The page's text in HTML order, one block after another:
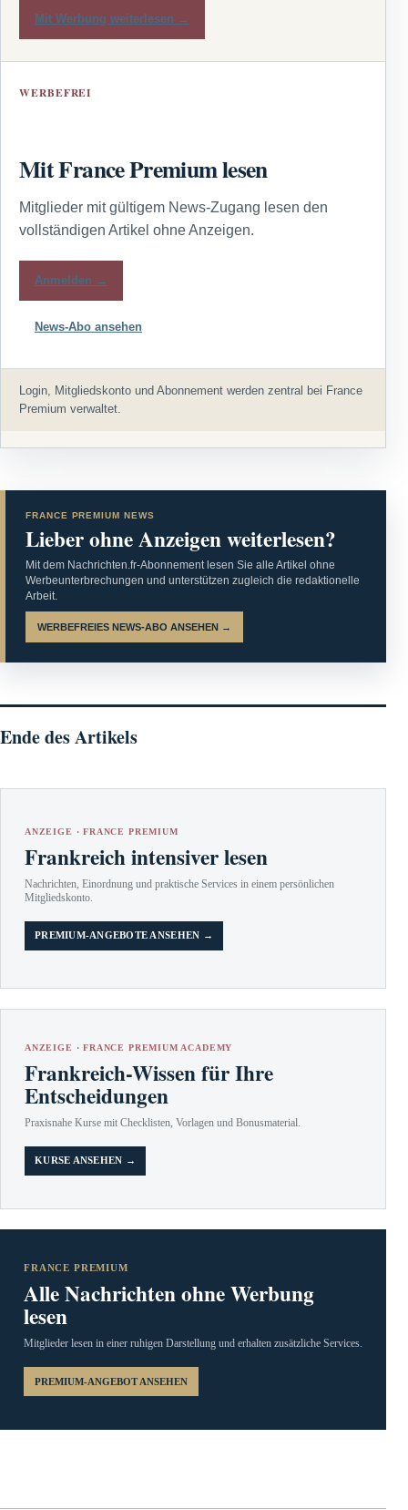
Mit Werbung weiterlesen →
WERBEFREI
Mit France Premium lesen
Mitglieder mit gültigem News-Zugang lesen den
vollständigen Artikel ohne Anzeigen.
Anmelden →
News-Abo ansehen
Login, Mitgliedskonto und Abonnement werden zentral bei France
Premium verwaltet.
FRANCE PREMIUM NEWS
Lieber ohne Anzeigen weiterlesen?
Mit dem Nachrichten.fr-Abonnement lesen Sie alle Artikel ohne
Werbeunterbrechungen und unterstützen zugleich die redaktionelle
Arbeit.
WERBEFREIES NEWS-ABO ANSEHEN →
Ende des Artikels
ANZEIGE · FRANCE PREMIUM
Frankreich intensiver lesen
Nachrichten, Einordnung und praktische Services in einem persönlichen
Mitgliedskonto.
PREMIUM-ANGEBOTE ANSEHEN →
ANZEIGE · FRANCE PREMIUM ACADEMY
Frankreich-Wissen für Ihre
Entscheidungen
Praxisnahe Kurse mit Checklisten, Vorlagen und Bonusmaterial.
KURSE ANSEHEN →
FRANCE PREMIUM
Alle Nachrichten ohne Werbung
lesen
Mitglieder lesen in einer ruhigen Darstellung und erhalten zusätzliche Services.
PREMIUM-ANGEBOT ANSEHEN